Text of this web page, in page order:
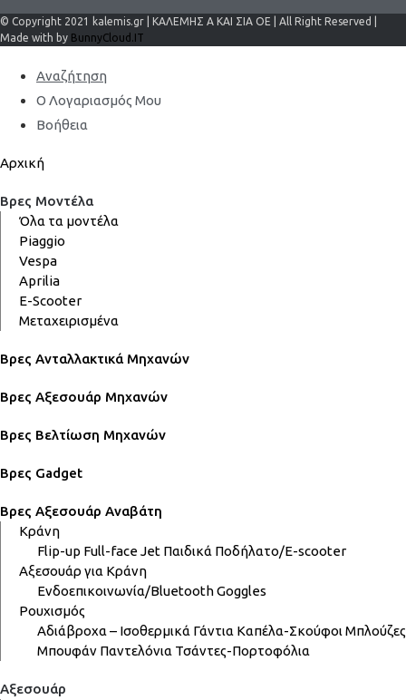
© Copyright 2021 kalemis.gr | ΚΑΛΕΜΗΣ Α ΚΑΙ ΣΙΑ ΟΕ | All Right Reserved |
Made with by BunnyCloud.IT
Αναζήτηση
Ο Λογαριασμός Μου
Βοήθεια
Αρχική
Βρες Μοντέλα
Όλα τα μοντέλα
Piaggio
Vespa
Aprilia
E-Scooter
Μεταχειρισμένα
Βρες Ανταλλακτικά Μηχανών
Βρες Αξεσουάρ Μηχανών
Βρες Βελτίωση Μηχανών
Βρες Gadget
Βρες Αξεσουάρ Αναβάτη
Κράνη
Flip-up Full-faceJet Παιδικά Ποδήλατο/E-scooter
Αξεσουάρ για Κράνη
Ενδοεπικοινωνία/BluetoothGoggles
Ρουχισμός
Αδιάβροχα – Ισοθερμικά Γάντια Καπέλα-Σκούφοι Μπλούζες
Μπουφάν Παντελόνια Τσάντες-Πορτοφόλια
Αξεσουάρ